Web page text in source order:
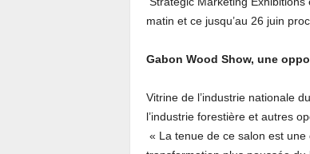
matin et ce jusqu’au 26 juin
Gabon Wood Show, une
Vitrine de l’industrie nationale
l’industrie forestière et autres
« La tenue de ce salon est